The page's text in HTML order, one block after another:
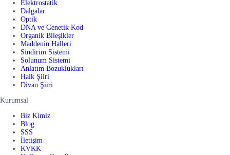
Elektrostatik
Dalgalar
Optik
DNA ve Genetik Kod
Organik Bileşikler
Maddenin Halleri
Sindirim Sistemi
Solunum Sistemi
Anlatım Bozuklukları
Halk Şiiri
Divan Şiiri
Kurumsal
Biz Kimiz
Blog
SSS
İletişim
KVKK